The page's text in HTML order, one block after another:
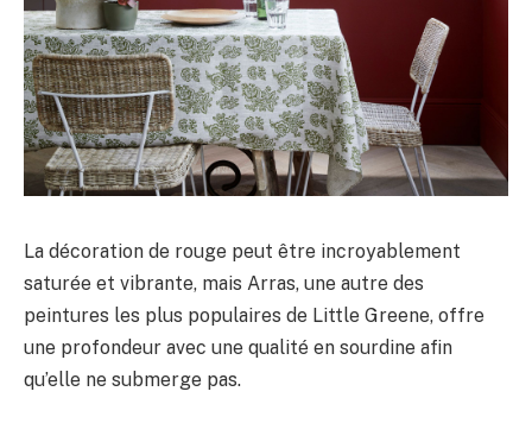
La décoration de rouge peut être incroyablement
saturée et vibrante, mais Arras, une autre des
peintures les plus populaires de Little Greene, offre
une profondeur avec une qualité en sourdine afin
qu’elle ne submerge pas.